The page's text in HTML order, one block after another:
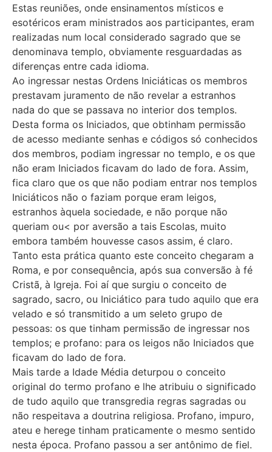
Estas reuniões, onde ensinamentos místicos e
esotéricos eram ministrados aos participantes, eram
realizadas num local considerado sagrado que se
denominava templo, obviamente resguardadas as
diferenças entre cada idioma.
Ao ingressar nestas Ordens Iniciáticas os membros
prestavam juramento de não revelar a estranhos
nada do que se passava no interior dos templos.
Desta forma os Iniciados, que obtinham permissão
de acesso mediante senhas e códigos só conhecidos
dos membros, podiam ingressar no templo, e os que
não eram Iniciados ficavam do lado de fora. Assim,
fica claro que os que não podiam entrar nos templos
Iniciáticos não o faziam porque eram leigos,
estranhos àquela sociedade, e não porque não
queriam ou< por aversão a tais Escolas, muito
embora também houvesse casos assim, é claro.
Tanto esta prática quanto este conceito chegaram a
Roma, e por consequência, após sua conversão à fé
Cristã, à Igreja. Foi aí que surgiu o conceito de
sagrado, sacro, ou Iniciático para tudo aquilo que era
velado e só transmitido a um seleto grupo de
pessoas: os que tinham permissão de ingressar nos
templos; e profano: para os leigos não Iniciados que
ficavam do lado de fora.
Mais tarde a Idade Média deturpou o conceito
original do termo profano e lhe atribuiu o significado
de tudo aquilo que transgredia regras sagradas ou
não respeitava a doutrina religiosa. Profano, impuro,
ateu e herege tinham praticamente o mesmo sentido
nesta época. Profano passou a ser antônimo de fiel.